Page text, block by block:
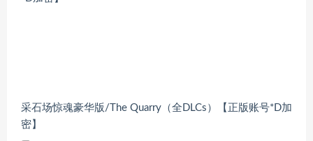
采石场惊魂豪华版/The Quarry（全DLCs）【正版账号*D加
密】